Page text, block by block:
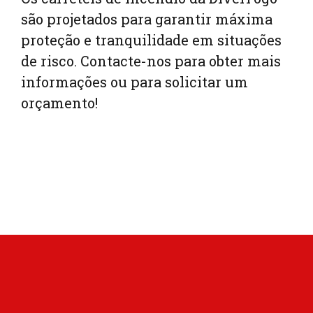
são projetados para garantir máxima
proteção e tranquilidade em situações
de risco. Contacte-nos para obter mais
informações ou para solicitar um
orçamento!